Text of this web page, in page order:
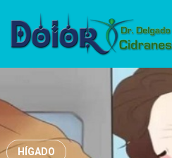
HÍGADO